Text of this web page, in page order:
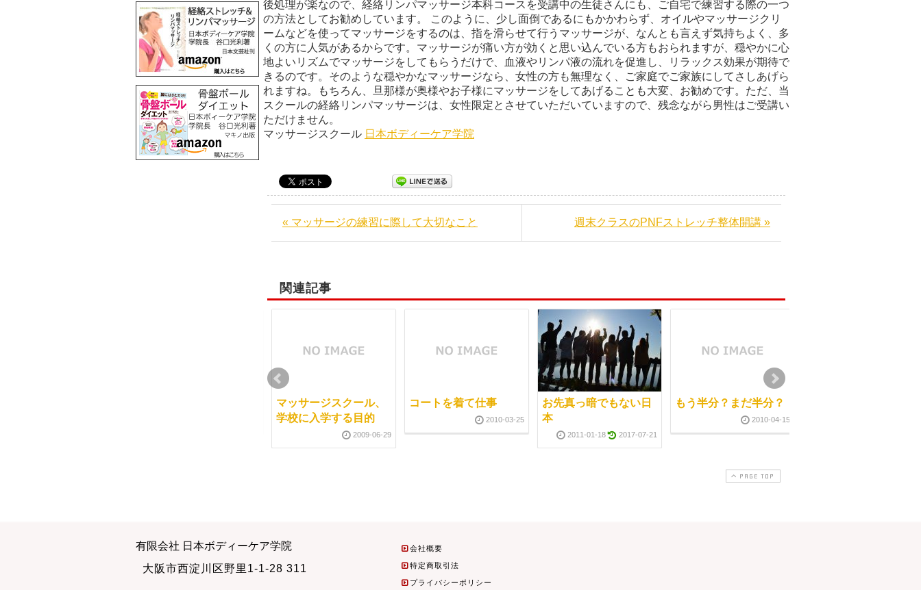
後処理が楽なので、経絡リンパマッサージ本科コースを受講中の生徒さんにも、ご自宅で練習する際の一つ
の方法としてお勧めしています。 このように、少し面倒であるにもかかわらず、オイルやマッサージクリ
ームなどを使ってマッサージをするのは、指を滑らせて行うマッサージが、なんとも言えず気持ちよく、多
くの方に人気があるからです。マッサージが痛い方が効くと思い込んでいる方もおられますが、穏やかに心
地よいリズムでマッサージをしてもらうだけで、血液やリンパ液の流れを促進し、リラックス効果が期待で
きるのです。そのような穏やかなマッサージなら、女性の方も無理なく、ご家庭でご家族にしてさしあげら
れますね。もちろん、旦那様が奥様やお子様にマッサージをしてあげることも大変、お勧めです。ただ、当
スクールの経絡リンパマッサージは、女性限定とさせていただいていますので、残念ながら男性はご受講い
ただけません。
マッサージスクール 日本ボディーケア学院
« マッサージの練習に際して大切なこと 週末クラスのPNFストレッチ整体開講 »
関連記事
マッサージスクール、
学校に入学する目的
2009-06-29
コートを着て仕事
2010-03-25
お先真っ暗でもない日
本
2011-01-18 2017-07-21
もう半分？まだ半分？
2010-04-15
修了してからも
PAGE TOP
有限会社 日本ボディーケア学院
大阪市西淀川区野里1-1-28 311
会社概要
特定商取引法
プライバシーポリシー